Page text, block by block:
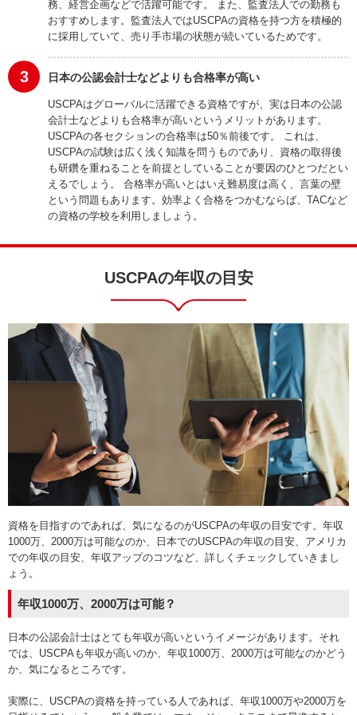
務、経営企画などで活躍可能です。 また、監査法人での勤務も
おすすめします。監査法人ではUSCPAの資格を持つ方を積極的
に採用していて、売り手市場の状態が続いているためです。
3 日本の公認会計士などよりも合格率が高い
USCPAはグローバルに活躍できる資格ですが、実は日本の公認
会計士などよりも合格率が高いというメリットがあります。
USCPAの各セクションの合格率は50％前後です。 これは、
USCPAの試験は広く浅く知識を問うものであり、資格の取得後
も研鑽を重ねることを前提としていることが要因のひとつだとい
えるでしょう。 合格率が高いとはいえ難易度は高く、言葉の壁
という問題もあります。効率よく合格をつかむならば、TACなど
の資格の学校を利用しましょう。
USCPAの年収の目安
資格を目指すのであれば、気になるのがUSCPAの年収の目安です。年収
1000万、2000万は可能なのか、日本でのUSCPAの年収の目安、アメリカ
での年収の目安、年収アップのコツなど、詳しくチェックしていきまし
ょう。
年収1000万、2000万は可能？
日本の公認会計士はとても年収が高いというイメージがあります。それ
では、USCPAも年収が高いのか、年収1000万、2000万は可能なのかどう
か、気になるところです。
実際に、USCPAの資格を持っている人であれば、年収1000万や2000万を